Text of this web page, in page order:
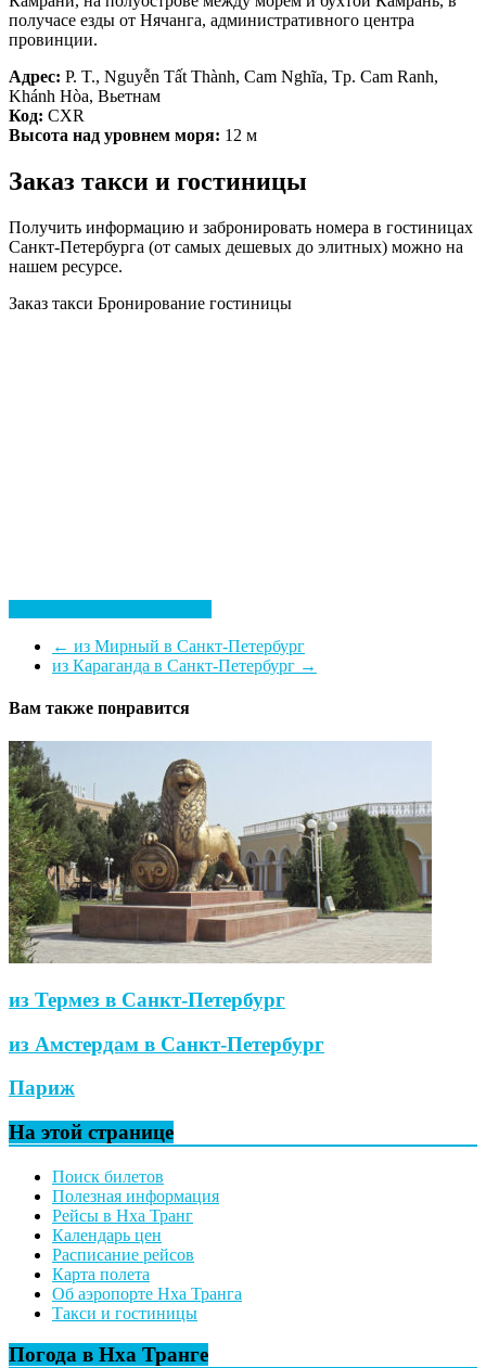
получасе езды от Нячанга, административного центра
провинции.
Адрес: P. T., Nguyễn Tất Thành, Cam Nghĩa, Tp. Cam Ranh,
Khánh Hòa, Вьетнам
Код: CXR
Высота над уровнем моря: 12 м
Заказ такси и гостиницы
Получить информацию и забронировать номера в гостиницах
Санкт-Петербурга (от самых дешевых до элитных) можно на
нашем ресурсе.
Заказ такси Бронирование гостиницы
← из Мирный в Санкт-Петербург
из Караганда в Санкт-Петербург →
Вам также понравится
из Термез в Санкт-Петербург
из Амстердам в Санкт-Петербург
Париж
На этой странице
Поиск билетов
Полезная информация
Рейсы в Нха Транг
Календарь цен
Расписание рейсов
Карта полета
Об аэропорте Нха Транга
Такси и гостиницы
Погода в Нха Транге